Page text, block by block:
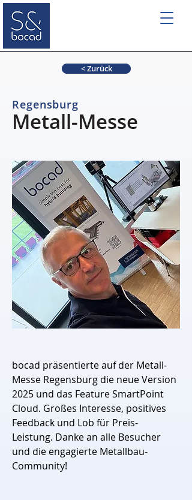
< Zurück
Regensburg
Metall-Messe
bocad präsentierte auf der Metall-
Messe Regensburg die neue Version
2025 und das Feature SmartPoint
Cloud. Großes Interesse, positives
Feedback und Lob für Preis-
Leistung. Danke an alle Besucher
und die engagierte Metallbau-
Community!